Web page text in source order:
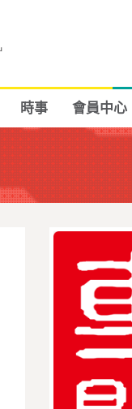
時事 會員中心